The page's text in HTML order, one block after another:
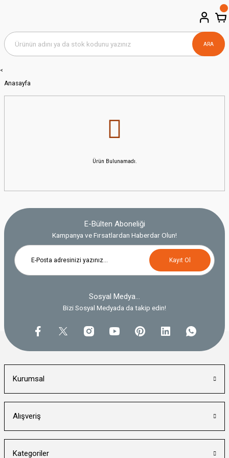
ARA
<
Anasayfa
Ürün Bulunamadı.
E-Bülten Aboneliği
Kampanya ve Fırsatlardan Haberdar Olun!
Kayıt Ol
Sosyal Medya...
Bizi Sosyal Medyada da takip edin!
Kurumsal
Alışveriş
Kategoriler